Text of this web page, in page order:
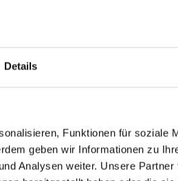
Details
Funktionen für soziale
geben wir Informationen zu
Analysen weiter. Unsere
Anbieter geschlossen.
Daten unserer